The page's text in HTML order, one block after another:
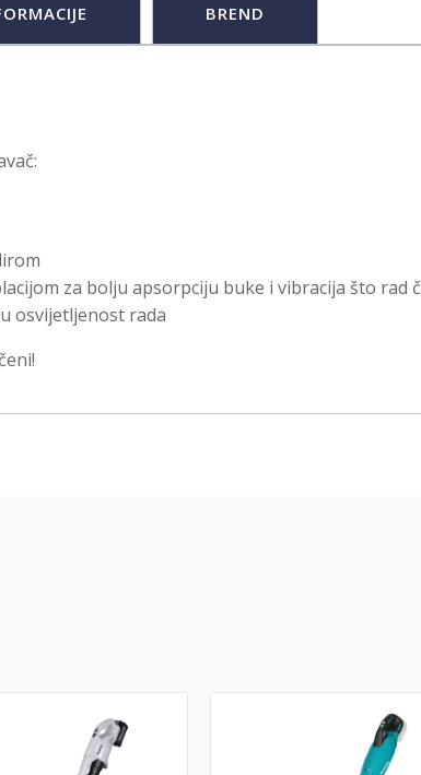
BREND
za bolju apsorpciju buke i vibracija što rad
osvijetljenost rada